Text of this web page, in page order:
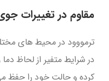
مقاوم در تغییرات
ترمووود در محیط های
در شرایط متفیر از لحاظ
کرده و حالت خود را حفظ